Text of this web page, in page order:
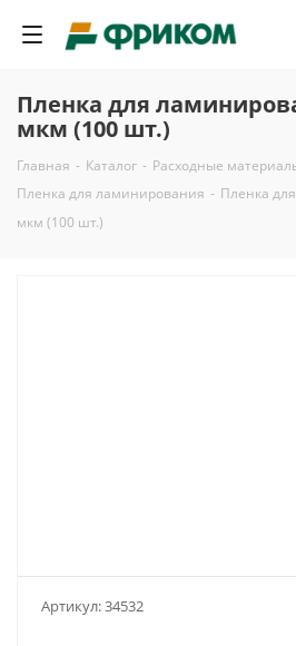
Пленка для
мкм (100 шт.)
Главная - Каталог - Расходные
Пленка для ламинирования - Пленка
мкм (100 шт.)
Артикул:34532